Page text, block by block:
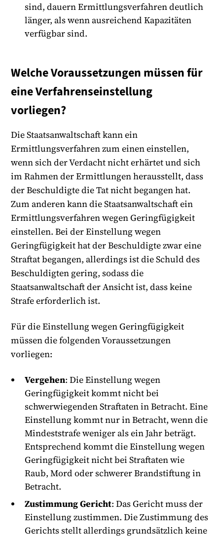
sind, dauern Ermittlungsverfahren deutlich
länger, als wenn ausreichend Kapazitäten
verfügbar sind.
Welche Voraussetzungen müssen für
eine Verfahrenseinstellung
vorliegen?
Die Staatsanwaltschaft kann ein
Ermittlungsverfahren zum einen einstellen,
wenn sich der Verdacht nicht erhärtet und sich
im Rahmen der Ermittlungen herausstellt, dass
der Beschuldigte die Tat nicht begangen hat.
Zum anderen kann die Staatsanwaltschaft ein
Ermittlungsverfahren wegen Geringfügigkeit
einstellen. Bei der Einstellung wegen
Geringfügigkeit hat der Beschuldigte zwar eine
Straftat begangen, allerdings ist die Schuld des
Beschuldigten gering, sodass die
Staatsanwaltschaft der Ansicht ist, dass keine
Strafe erforderlich ist.
Für die Einstellung wegen Geringfügigkeit
müssen die folgenden Voraussetzungen
vorliegen:
Vergehen: Die Einstellung wegen
Geringfügigkeit kommt nicht bei
schwerwiegenden Straftaten in Betracht. Eine
Einstellung kommt nur in Betracht, wenn die
Mindeststrafe weniger als ein Jahr beträgt.
Entsprechend kommt die Einstellung wegen
Geringfügigkeit nicht bei Straftaten wie
Raub, Mord oder schwerer Brandstiftung in
Betracht.
Zustimmung Gericht: Das Gericht muss der
Einstellung zustimmen. Die Zustimmung des
Gerichts stellt allerdings grundsätzlich keine